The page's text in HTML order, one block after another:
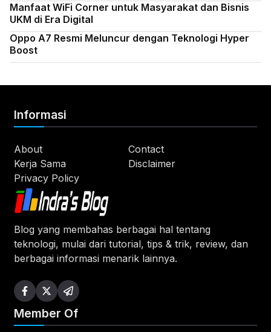
Manfaat WiFi Corner untuk Masyarakat dan Bisnis
UKM di Era Digital
Oppo A7 Resmi Meluncur dengan Teknologi Hyper
Boost
Blog yang membahas berbagai hal tentang
teknologi, mulai dari tutorial, tips & trik, review, dan
berbagai informasi menarik lainnya.
Informasi
About
Contact
Kerja Sama
Disclaimer
Privacy Policy
Member Of